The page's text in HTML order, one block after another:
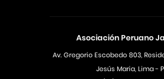
Asociación Peruano
Av. Gregorio Escobedo 803,
Jesús Maria, Lima -